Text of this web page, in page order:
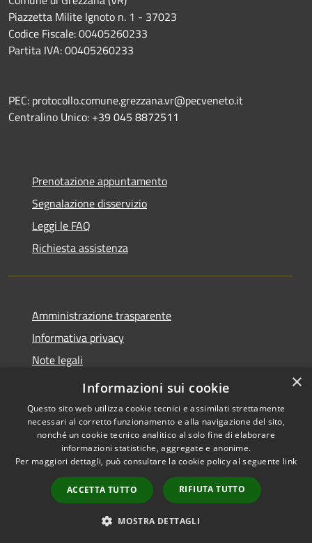
Piazzetta Milite Ignoto n. 1 - 37023
Codice Fiscale: 00405260233
Partita IVA: 00405260233
PEC: protocollo.comune.grezzana.vr@pecveneto.it
Centralino Unico: +39 045 8872511
Prenotazione appuntamento
Segnalazione disservizio
Leggi le FAQ
Richiesta assistenza
Amministrazione trasparente
Informativa privacy
Note legali
Dichiarazione di accessibilità
Accessibilità
Copyright © 2026 • Comune di
Grezzana • Powered by
Municipium•
Accesso
redazione
×
Informazioni sui cookie
Questo sito web utilizza cookie tecnici e assimilati strettamente
necessari al corretto funzionamento e alla navigazione del sito,
nonché un cookie tecnico analitico al solo fine di elaborare
informazioni statistiche, aggregate e anonime.
Per maggiori dettagli, può consultare la cookie policy al seguente link
ACCETTA TUTTO RIFIUTA TUTTO
MOSTRA DETTAGLI